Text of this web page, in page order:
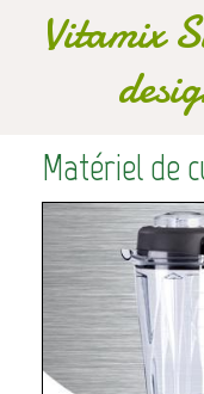
Vitamix
Matériel de